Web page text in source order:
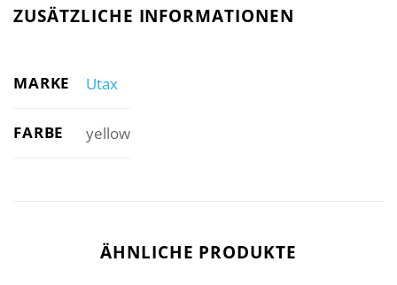
ZUSÄTZLICHE INFORMATIONEN
MARKE Utax
FARBE yellow
ÄHNLICHE PRODUKTE